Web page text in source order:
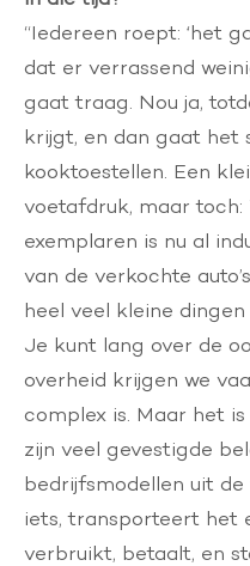
“Iedereen roept: ‘het
dat er verrassend
gaat traag. Nou ja,
krijgt, en dan gaat het
kooktoestellen. Een
voetafdruk, maar
exemplaren is nu al
van de verkochte
heel veel kleine
Je kunt lang over de
overheid krijgen we
complex is. Maar het
zijn veel gevestigde
bedrijfsmodellen uit
iets, transporteert het
verbruikt, betaalt, en